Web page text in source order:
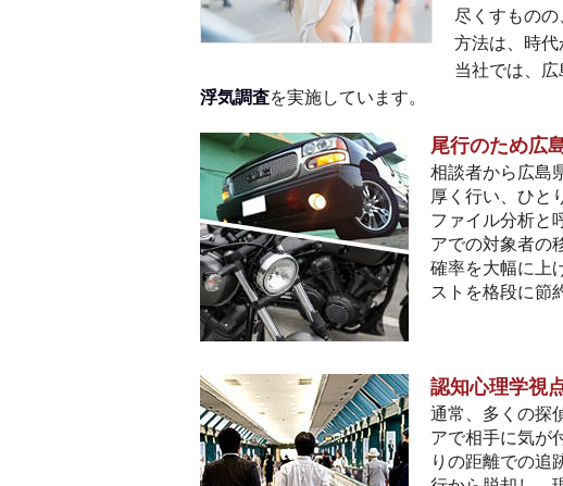
尽くすもの
方法は、時代
当社では、
浮気調査を実施しています。
尾行のため広
相談者から広島
厚く行い、ひと
ファイル分析と
アでの対象者の
確率を大幅に上
ストを格段に節
認知心理学視
通常、多くの探
アで相手に気が
りの距離での追